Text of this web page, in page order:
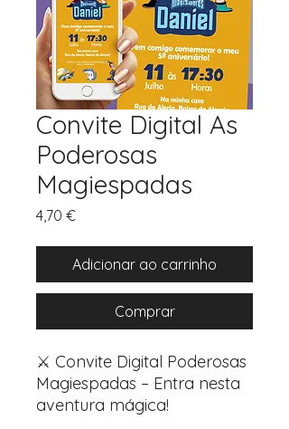
Convite Digital As
Poderosas
Magiespadas
4,70 €Preço
Adicionar ao carrinho
Comprar
⚔️ Convite Digital Poderosas
Magiespadas – Entra nesta
aventura mágica!